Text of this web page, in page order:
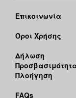
Επικοινωνία
Όροι Χρήσης
Δήλωση
Πλοήγηση
FAQs